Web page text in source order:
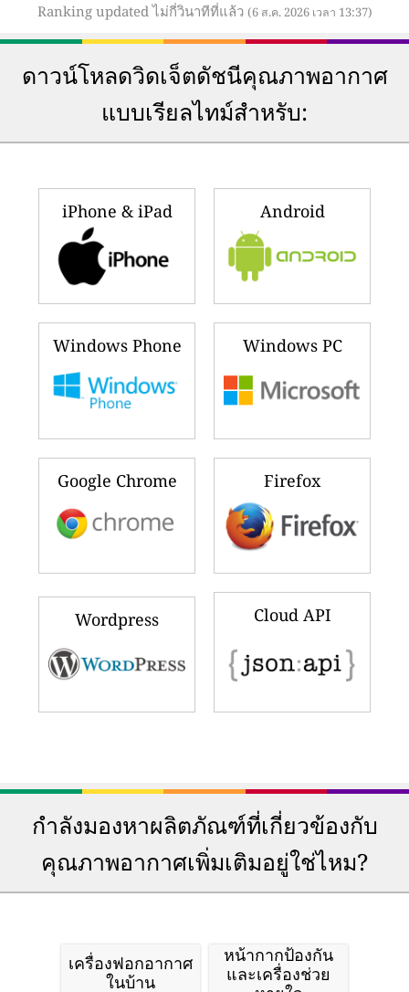
Ranking updated ไม่กี่วินาทีที่แล้ว (6 ส.ค. 2026 เวลา 13:37)
ดาวน์โหลดวิดเจ็ตดัชนีคุณภาพอากาศ
แบบเรียลไทม์สำหรับ:
iPhone & iPad Android
Windows Phone Windows PC
Google Chrome Firefox
Wordpress Cloud API
กำลังมองหาผลิตภัณฑ์ที่เกี่ยวข้องกับ
คุณภาพอากาศเพิ่มเติมอยู่ใช่ไหม?
เครื่องฟอกอากาศ
ในบ้าน
หน้ากากป้องกัน
และเครื่องช่วย